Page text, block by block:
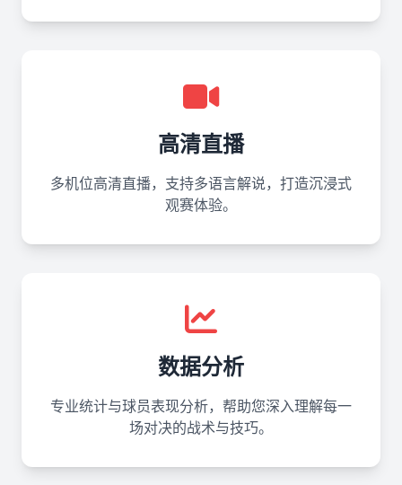
高清直播
多机位高清直播，支持多语言解说，打造沉浸式
观赛体验。
数据分析
专业统计与球员表现分析，帮助您深入理解每一
场对决的战术与技巧。